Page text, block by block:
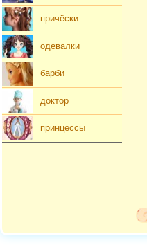
причёски
одевалки
барби
доктор
принцессы